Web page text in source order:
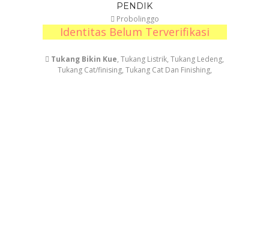
PENDIK
Probolinggo
Identitas Belum Terverifikasi
Tukang Bikin Kue, Tukang Listrik, Tukang Ledeng,
Tukang Cat/finising, Tukang Cat Dan Finishing,